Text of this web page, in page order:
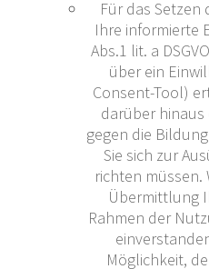
Für das Setzen
Ihre informierte
Abs.1 lit. a
über ein
Consent-Tool)
darüber hinaus
gegen die
Sie sich zur
richten müssen.
Übermittlung
Rahmen der
Möglichkeit,